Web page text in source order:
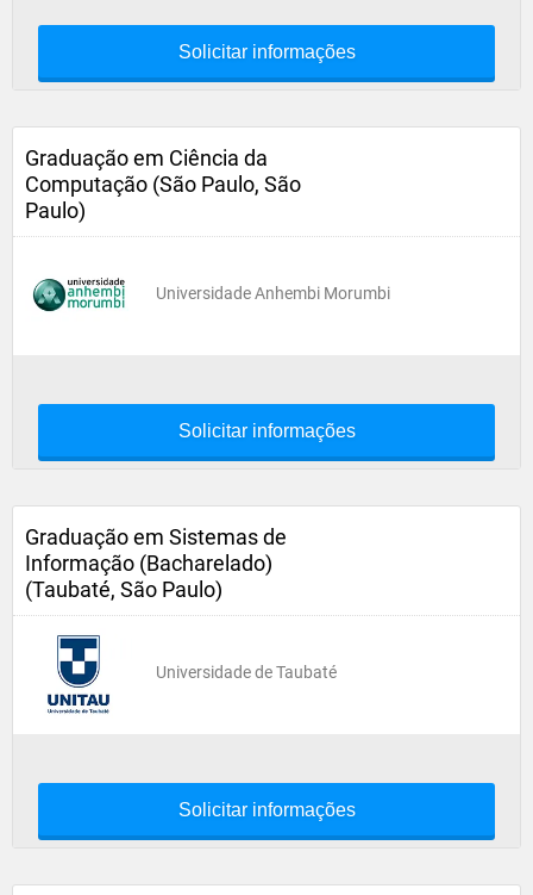
Solicitar informações
Graduação em Ciência da
Computação (São Paulo, São
Paulo)
Universidade Anhembi Morumbi
Solicitar informações
Graduação em Sistemas de
Informação (Bacharelado)
(Taubaté, São Paulo)
Universidade de Taubaté
Solicitar informações